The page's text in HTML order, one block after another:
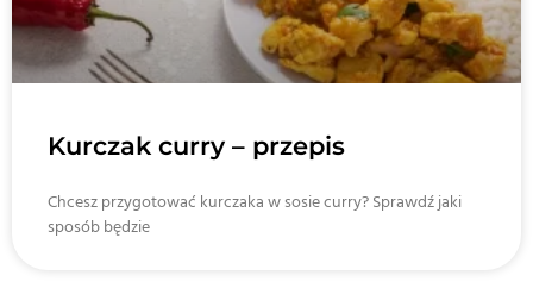
Kurczak curry – przepis
Chcesz przygotować kurczaka w sosie curry? Sprawdź jaki
sposób będzie